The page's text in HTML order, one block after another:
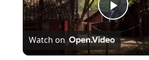
Play
Watch on